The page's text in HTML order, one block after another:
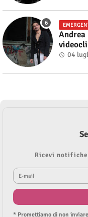
04
Ricevi
* Promettiamo di non